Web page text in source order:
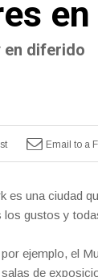
en diferido
Email to a
es una ciudad
los gustos y
ejemplo, el
de